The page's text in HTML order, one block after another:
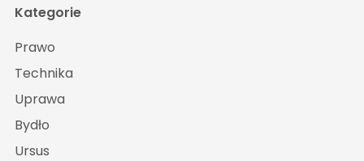
Kategorie
Prawo
Technika
Uprawa
Bydło
Ursus